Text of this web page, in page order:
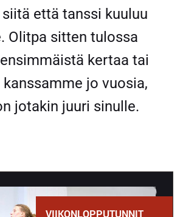
että tanssi kuuluu
Olitpa sitten tulossa
kertaa tai
kanssamme jo vuosia,
jotakin juuri sinulle.